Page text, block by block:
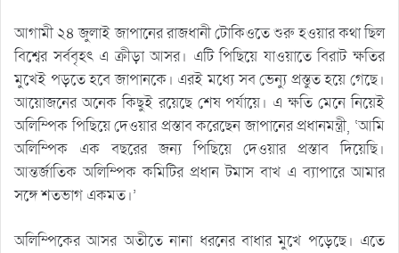
আগামী ২৪ জুলাই জাপানের রাজধানী টোকিওতে শুরু হওয়ার কথা ছিল
বিশ্বের সর্ববৃহৎ এ ক্রীড়া আসর। এটি পিছিয়ে যাওয়াতে বিরাট ক্ষতির
মুখেই পড়তে হবে জাপানকে। এরই মধ্যে সব ভেন্যু প্রস্তুত হয়ে গেছে।
আয়োজনের অনেক কিছুই রয়েছে শেষ পর্যায়ে। এ ক্ষতি মেনে নিয়েই
অলিম্পিক পিছিয়ে দেওয়ার প্রস্তাব করেছেন জাপানের প্রধানমন্ত্রী, ‘আমি
অলিম্পিক এক বছরের জন্য পিছিয়ে দেওয়ার প্রস্তাব দিয়েছি।
আন্তর্জাতিক অলিম্পিক কমিটির প্রধান টমাস বাখ এ ব্যাপারে আমার
সঙ্গে শতভাগ একমত।’
অলিম্পিকের আসর অতীতে নানা ধরনের বাধার মুখে পড়েছে। এতে